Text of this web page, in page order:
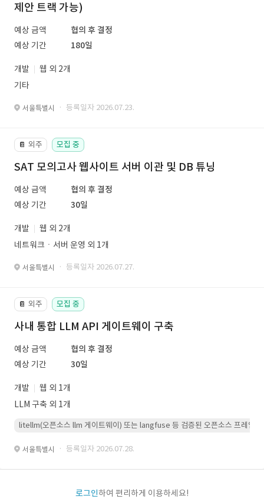
제안 트랙 가능)
예상 금액
협의 후 결정
예상 기간
180일
개발
웹 외 2개
기타
서울특별시 · 등록일자 2026.07.23.
📔 외주 모집 중
SAT 모의고사 웹사이트 서버 이관 및 DB 튜닝
예상 금액
협의 후 결정
예상 기간
30일
개발
웹 외 2개
네트워크ㆍ서버 운영 외 1개
서울특별시 · 등록일자 2026.07.27.
📔 외주 모집 중
사내 통합 LLM API 게이트웨이 구축
예상 금액
협의 후 결정
예상 기간
30일
개발
웹 외 1개
LLM 구축 외 1개
litellm(오픈소스 llm 게이트웨이) 또는 langfuse 등 검증된 오픈소스 프레임워
서울특별시 · 등록일자 2026.07.28.
로그인하여 편리하게 이용하세요!